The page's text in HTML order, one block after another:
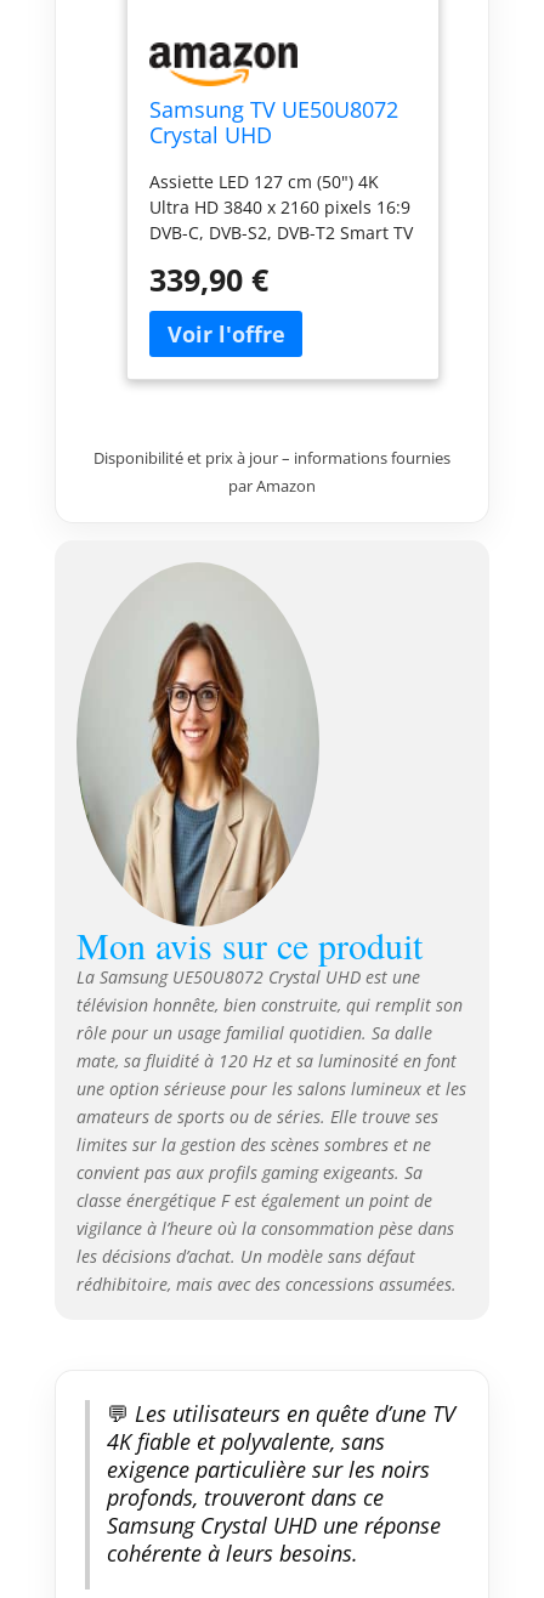
Samsung TV UE50U8072
Crystal UHD
Assiette LED 127 cm (50") 4K
Ultra HD 3840 x 2160 pixels 16:9
DVB-C, DVB-S2, DVB-T2 Smart TV
plage dynamique élevée (HDR)
Montage standard VESA 200 x
200 mm
339,90 €
Disponibilité et prix à jour – informations fournies
par Amazon
Mon avis sur ce produit
La Samsung UE50U8072 Crystal UHD est une
télévision honnête, bien construite, qui remplit son
rôle pour un usage familial quotidien. Sa dalle
mate, sa fluidité à 120 Hz et sa luminosité en font
une option sérieuse pour les salons lumineux et les
amateurs de sports ou de séries. Elle trouve ses
limites sur la gestion des scènes sombres et ne
convient pas aux profils gaming exigeants. Sa
classe énergétique F est également un point de
vigilance à l’heure où la consommation pèse dans
les décisions d’achat. Un modèle sans défaut
rédhibitoire, mais avec des concessions assumées.
💬 Les utilisateurs en quête d’une TV
4K fiable et polyvalente, sans
exigence particulière sur les noirs
profonds, trouveront dans ce
Samsung Crystal UHD une réponse
cohérente à leurs besoins.